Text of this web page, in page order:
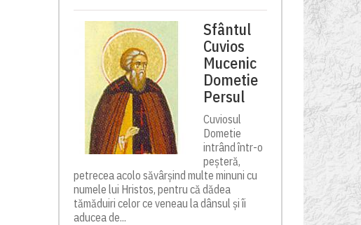
Sfântul
Cuvios
Mucenic
Dometie
Persul
Cuviosul
Dometie
intrând într-o
peșteră,
petrecea acolo săvârșind multe minuni cu
numele lui Hristos, pentru că dădea
tămăduiri celor ce veneau la dânsul și îi
aducea de...